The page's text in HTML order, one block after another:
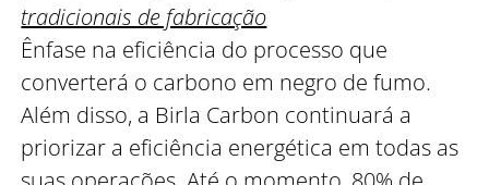
tradicionais de fabricação
Ênfase na eficiência do processo que
converterá o carbono em negro de fumo.
Além disso, a Birla Carbon continuará a
priorizar a eficiência energética em todas as